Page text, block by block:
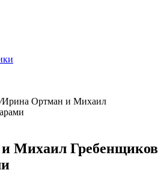
/Ирина Ортман и Михаил
Михаил Гребенщиков